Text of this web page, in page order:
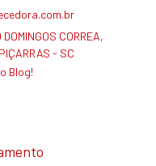
CORREA,
- SC
Blog!